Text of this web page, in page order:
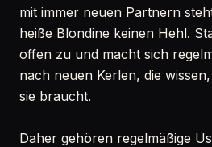
mit immer neuen Partnern
heiße Blondine keinen Hehl.
offen zu und macht sich
nach neuen Kerlen, die
sie braucht.
Daher gehören regelmäßige